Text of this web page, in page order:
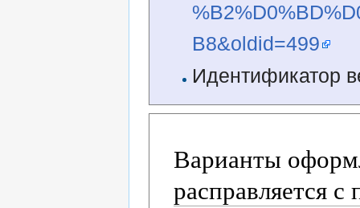
B8&oldid=499
Идентификатор
Варианты
расправляется